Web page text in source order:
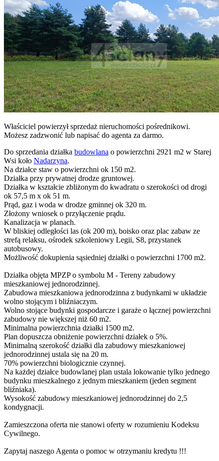
Właściciel powierzył sprzedaż nieruchomości pośrednikowi.
Możesz zadzwonić lub napisać do agenta za darmo.
Do sprzedania działka budowlana o powierzchni 2921 m2 w Starej
Wsi koło Nadarzyna.
Na działce staw o powierzchni ok 150 m2.
Działka przy prywatnej drodze gruntowej.
Działka w kształcie zbliżonym do kwadratu o szerokości od drogi
ok 57,5 m x ok 51 m.
Prąd, gaz i woda w drodze gminnej ok 320 m.
Złożony wniosek o przyłączenie prądu.
Kanalizacja w planach.
W bliskiej odległości las (ok 200 m), boisko oraz plac zabaw ze
strefą relaksu, ośrodek szkoleniowy Legii, S8, przystanek
autobusowy.
Możliwość dokupienia sąsiedniej działki o powierzchni 1700 m2.
Działka objęta MPZP o symbolu M - Tereny zabudowy
mieszkaniowej jednorodzinnej.
Zabudowa mieszkaniowa jednorodzinna z budynkami w układzie
wolno stojącym i bliźniaczym.
Wolno stojące budynki gospodarcze i garaże o łącznej powierzchni
zabudowy nie większej niż 60 m2.
Minimalna powierzchnia działki 1500 m2.
Plan dopuszcza obniżenie powierzchni działek o 5%.
Minimalną szerokość działki dla zabudowy mieszkaniowej
jednorodzinnej ustala się na 20 m.
70% powierzchni biologicznie czynnej.
Na każdej działce budowlanej plan ustala lokowanie tylko jednego
budynku mieszkalnego z jednym mieszkaniem (jeden segment
bliźniaka).
Wysokość zabudowy mieszkaniowej jednorodzinnej do 2,5
kondygnacji.
Zamieszczona oferta nie stanowi oferty w rozumieniu Kodeksu
Cywilnego.
Zapytaj naszego Agenta o pomoc w otrzymaniu kredytu !!!